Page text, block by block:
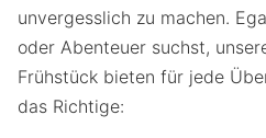
unvergesslich zu machen.
oder Abenteuer suchst,
Frühstück bieten für jede
das Richtige: